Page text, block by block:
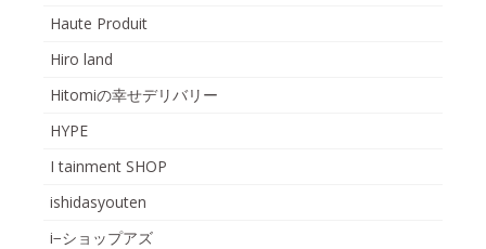
Haute Produit
Hiro land
Hitomiの幸せデリバリー
HYPE
I tainment SHOP
ishidasyouten
i−ショップアズ